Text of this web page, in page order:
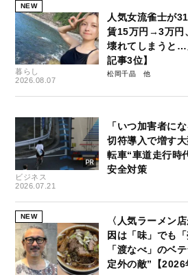
NEW
暮らし
2026.08.07
人気女流雀士が
賃15万円→3万円
壊れてしまうと…
記事3位】
松岡千晶
ビジネス
2026.07.21
「いつ加害者に
切符導入で増す
転車“車道走行時
安全対策
NEW
〈人気ラーメン
因は「味」でも
「渡なべ」のベ
定外の敵”【2026